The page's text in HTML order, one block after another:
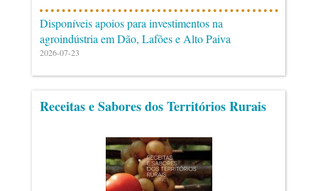
Disponíveis apoios para investimentos na
agroindústria em Dão, Lafões e Alto Paiva
2026-07-23
Receitas e Sabores dos Territórios Rurais